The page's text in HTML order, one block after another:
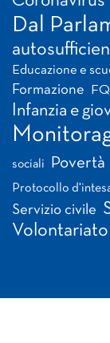
Dal
Educazione e
Formazione
Infanzia e
sociali Povertà
Protocollo
Servizio civile
Volontariato